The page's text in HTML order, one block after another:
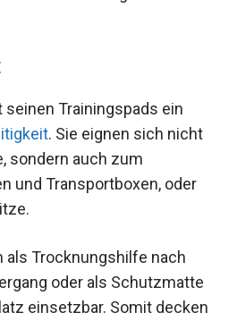
seinen Trainingspads ein
. Sie eignen sich nicht
sondern auch zum
und Transportboxen, oder
als Trocknungshilfe nach
oder als Schutzmatte
einsetzbar. Somit decken